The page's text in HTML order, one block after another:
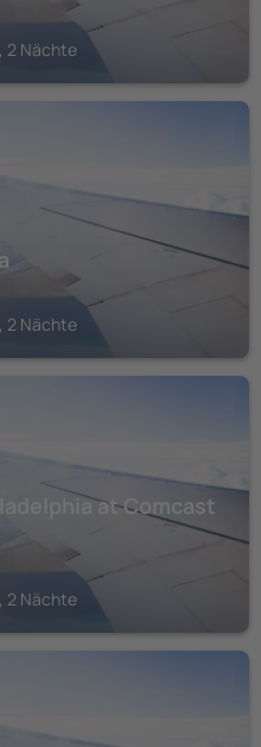
2 Nächte
2 Nächte
at Comcast
2 Nächte